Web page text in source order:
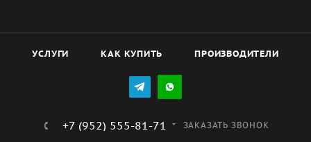
УСЛУГИ КАК КУПИТЬ ПРОИЗВОДИТЕЛИ
+7 (952) 555-81-71 ЗАКАЗАТЬ ЗВОНОК